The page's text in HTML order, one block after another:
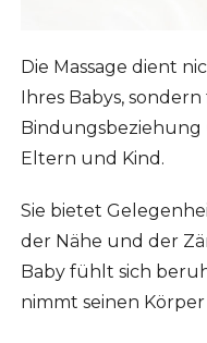
Die Massage dient
Ihres Babys,
Bindungsbeziehung
Eltern und Kind.
Sie bietet
der Nähe und der
Baby fühlt sich
nimmt seinen